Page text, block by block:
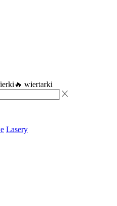
🔥 wiertarki
Lasery